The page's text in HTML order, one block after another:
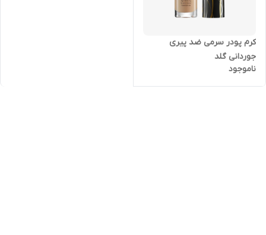
کرم پودر سرمی ضد پیری
جوردانی گلد
ناموجود